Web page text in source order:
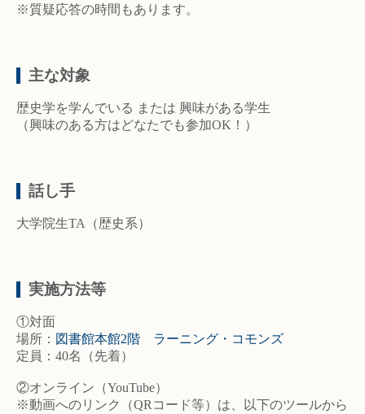
※質疑応答の時間もあります。
主な対象
歴史学を学んでいる または 興味がある学生
（興味のある方はどなたでも参加OK！）
話し手
大学院生TA（歴史系）
実施方法等
①対面
場所： 図書館本館2階 ラーニング・コモンズ
定員：40名（先着）
②オンライン（YouTube）
※動画へのリンク（QRコード等）は、以下のツールから